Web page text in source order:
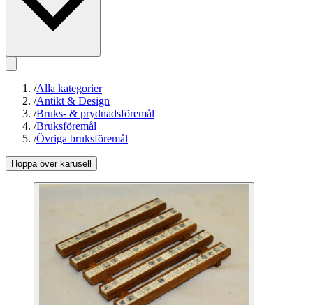
/Alla kategorier
/Antikt & Design
/Bruks- & prydnadsföremål
/Bruksföremål
/Övriga bruksföremål
Hoppa över karusell